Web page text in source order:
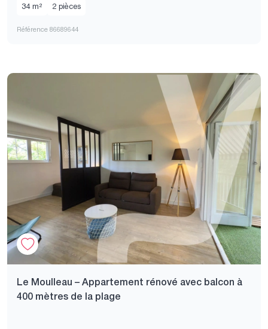
34 m² 2 pièces
Référence 86689644
Le Moulleau – Appartement rénové avec balcon à
400 mètres de la plage